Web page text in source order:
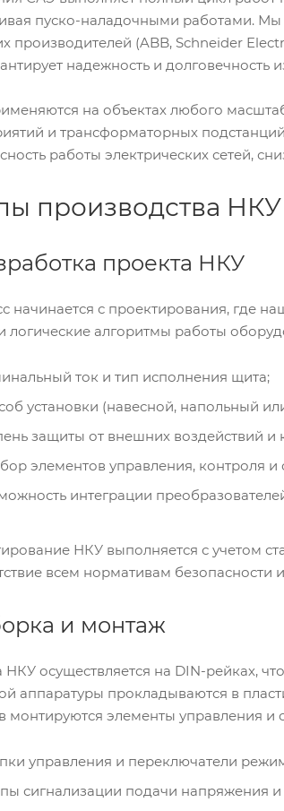
пуско-наладочными работами.
производителей (ABB, Schneider
надежность и долговечность
на объектах любого
и трансформаторных
работы электрических сетей,
производства НКУ
проекта НКУ
начинается с проектирования, где
логические алгоритмы работы
ток и тип исполнения щита;
установки (навесной, напольный
защиты от внешних воздействий и
элементов управления, контроля и
интеграции
НКУ выполняется с учетом
всем нормативам безопасности
и монтаж
НКУ осуществляется на DIN-рейках,
аппаратуры прокладываются в
монтируются элементы управления и
управления и переключатели
сигнализации подачи напряжения